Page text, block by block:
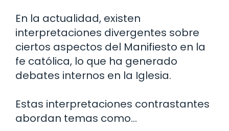
En la actualidad, existen
interpretaciones divergentes sobre
ciertos aspectos del Manifiesto en la
fe católica, lo que ha generado
debates internos en la Iglesia.
Estas interpretaciones contrastantes
abordan temas como…